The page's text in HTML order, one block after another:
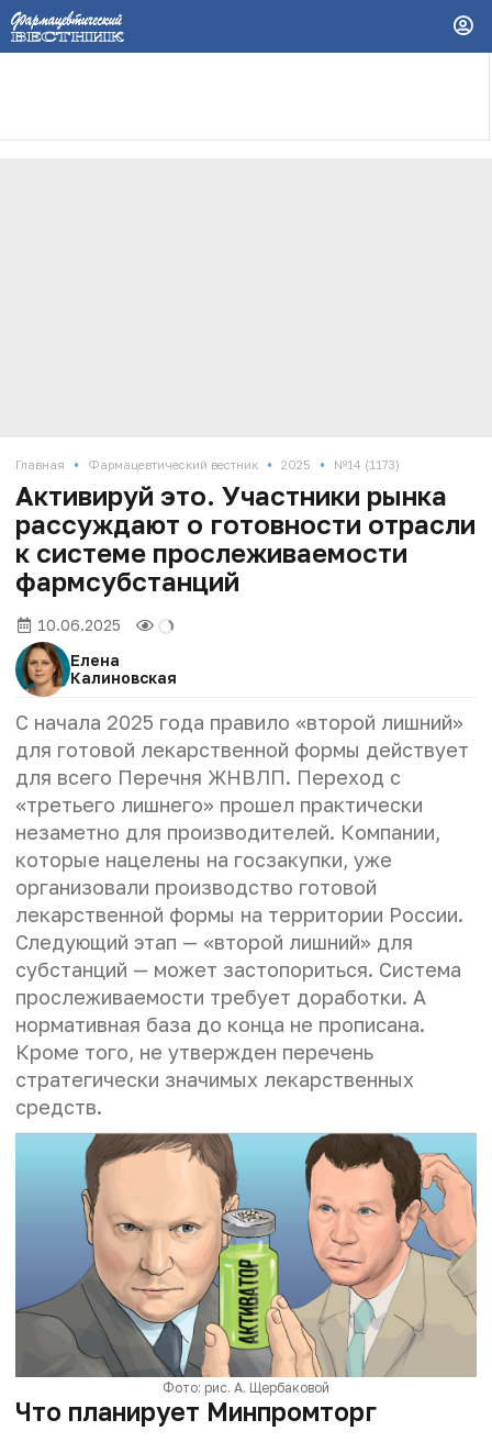
Главная • Фармацевтический вестник • 2025 • №14 (1173)
Активируй это. Участники рынка
рассуждают о готовности отрасли
к системе прослеживаемости
фармсубстанций
10.06.2025
Елена
Калиновская
С начала 2025 года правило «второй лишний»
для готовой лекарственной формы действует
для всего Перечня ЖНВЛП. Переход с
«третьего лишнего» прошел практически
незаметно для производителей. Компании,
которые нацелены на госзакупки, уже
организовали производство готовой
лекарственной формы на территории России.
Следующий этап — «второй лишний» для
субстанций — может застопориться. Система
прослеживаемости требует доработки. А
нормативная база до конца не прописана.
Кроме того, не утвержден перечень
стратегически значимых лекарственных
средств.
Фото: рис. А. Щербаковой
Что планирует Минпромторг